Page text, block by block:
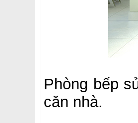
Phòng bếp
căn nhà.